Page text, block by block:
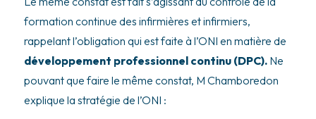
formation continue des infirmières et infirmiers,
rappelant l’obligation qui est faite à l’ONI en matière de
développement professionnel continu (DPC).Ne
pouvant que faire le même constat, M Chamboredon
explique la stratégie de l’ONI :